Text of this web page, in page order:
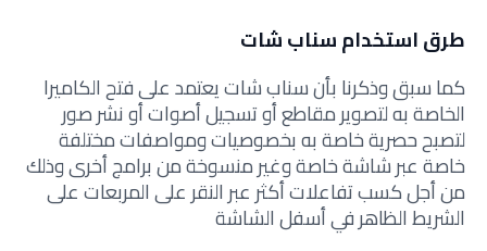
طرق استخدام سناب شات
كما سبق وذكرنا بأن سناب شات يعتمد على فتح الكاميرا
الخاصة به لتصوير مقاطع أو تسجيل أصوات أو نشر صور
لتصبح حصرية خاصة به بخصوصيات ومواصفات مختلفة
خاصة عبر شاشة خاصة وغير منسوخة من برامج أخرى وذلك
من أجل كسب تفاعلات أكثر عبر النقر على المربعات على
الشريط الظاهر في أسفل الشاشة